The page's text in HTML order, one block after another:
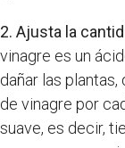
2. Ajusta la
vinagre es un
dañar las
de vinagre por
suave, es decir,